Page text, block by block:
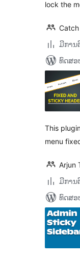
lock the
ມີການ
ທົດສອ
This
menu
Arjun
ມີການ
ທົດສອ